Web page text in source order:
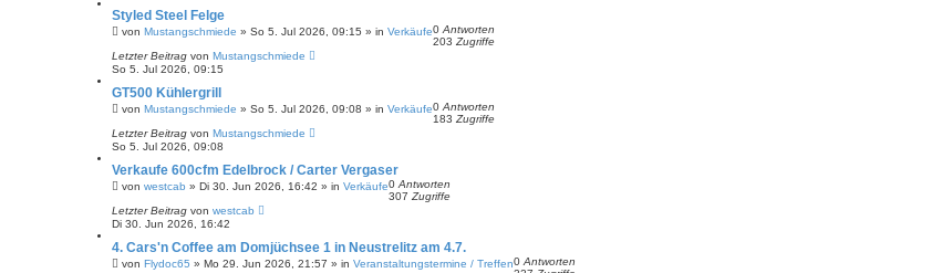
Styled Steel Felge
von Mustangschmiede » So 5. Jul 2026, 09:15 » in Verkäufe0 Antworten
203 Zugriffe
Letzter Beitrag von Mustangschmiede
So 5. Jul 2026, 09:15
GT500 Kühlergrill
von Mustangschmiede » So 5. Jul 2026, 09:08 » in Verkäufe0 Antworten
183 Zugriffe
Letzter Beitrag von Mustangschmiede
So 5. Jul 2026, 09:08
Verkaufe 600cfm Edelbrock / Carter Vergaser
von westcab » Di 30. Jun 2026, 16:42 » in Verkäufe0 Antworten
307 Zugriffe
Letzter Beitrag von westcab
Di 30. Jun 2026, 16:42
4. Cars'n Coffee am Domjüchsee 1 in Neustrelitz am 4.7.
von Flydoc65 » Mo 29. Jun 2026, 21:57 » in Veranstaltungstermine / Treffen0 Antworten